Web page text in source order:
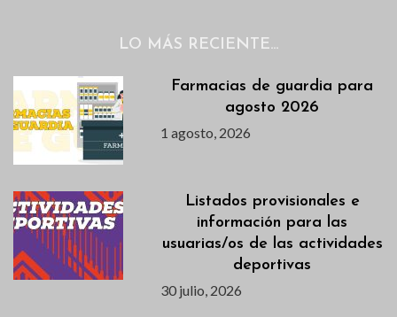
LO MÁS RECIENTE…
Farmacias de guardia para
agosto 2026
1 agosto, 2026
Listados provisionales e
información para las
usuarias/os de las actividades
deportivas
30 julio, 2026